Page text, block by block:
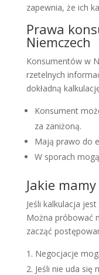
zapewnia, że ich
Prawa
Niemczech
Konsumentów w
rzetelnych
dokładną
Konsument
za zaniżoną.
Mają prawo do
W sporach
Jakie
Jeśli kalkulacja
Można próbować
zacząć
Negocjacje
Jeśli nie uda się